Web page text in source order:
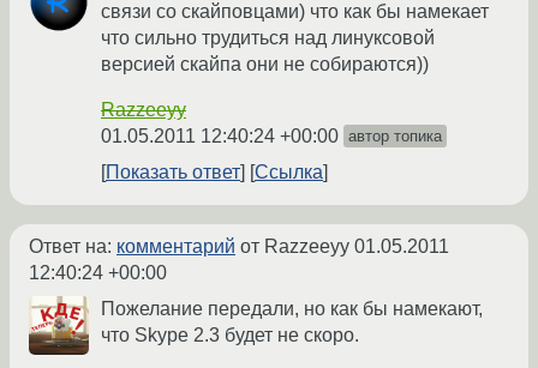
связи со скайповцами) что как бы намекает
что сильно трудиться над линуксовой
версией скайпа они не собираются))
Razzeeyy
01.05.2011 12:40:24 +00:00 автор топика
Показать ответ Ссылка
Ответ на: комментарий от Razzeeyy 01.05.2011
12:40:24 +00:00
Пожелание передали, но как бы намекают,
что Skype 2.3 будет не скоро.